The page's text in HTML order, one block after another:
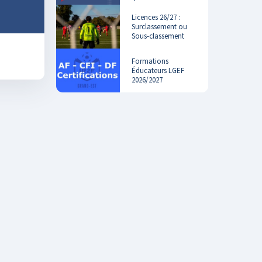
Licences 26/27 :
Surclassement ou
Sous-classement
Formations
Éducateurs LGEF
2026/2027